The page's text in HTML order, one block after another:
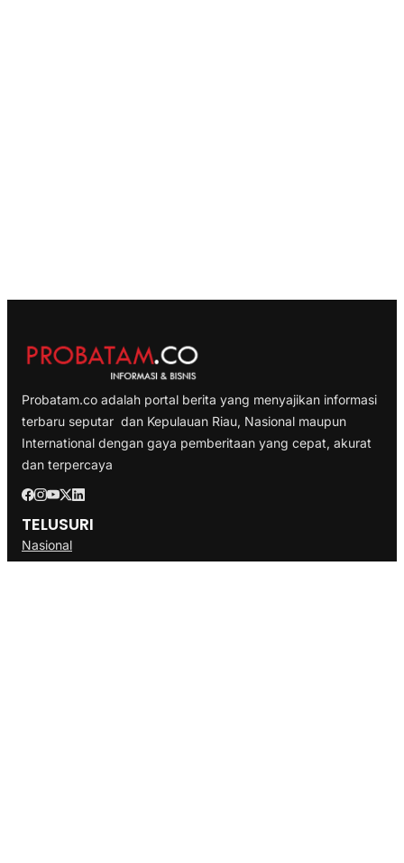
Probatam.co adalah portal berita yang menyajikan informasi
terbaru seputar dan Kepulauan Riau, Nasional maupun
International dengan gaya pemberitaan yang cepat, akurat
dan terpercaya
TELUSURI
Nasional